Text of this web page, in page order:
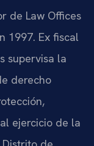
de Law Offices
1997. Ex fiscal
supervisa la
derecho
ejercicio de la